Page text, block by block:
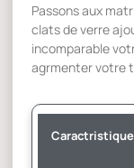
Passons aux
clats de verre
incomparable
agrmenter votre